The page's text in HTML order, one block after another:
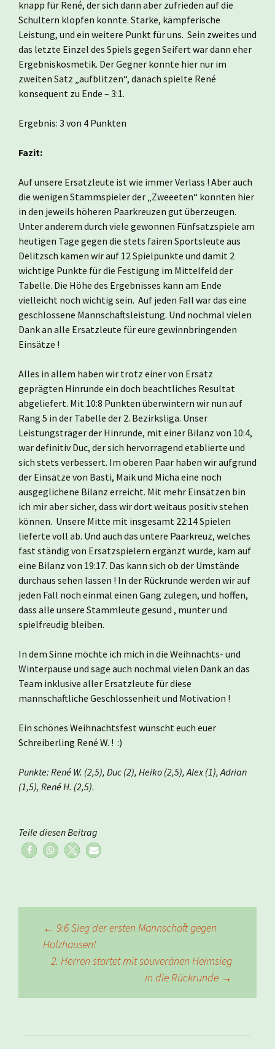
knapp für René, der sich dann aber zufrieden auf die
Schultern klopfen konnte. Starke, kämpferische
Leistung, und ein weitere Punkt für uns. Sein zweites und
das letzte Einzel des Spiels gegen Seifert war dann eher
Ergebniskosmetik. Der Gegner konnte hier nur im
zweiten Satz „aufblitzen“, danach spielte René
konsequent zu Ende – 3:1.
Ergebnis: 3 von 4 Punkten
Fazit:
Auf unsere Ersatzleute ist wie immer Verlass ! Aber auch
die wenigen Stammspieler der „Zweeeten“ konnten hier
in den jeweils höheren Paarkreuzen gut überzeugen.
Unter anderem durch viele gewonnen Fünfsatzspiele am
heutigen Tage gegen die stets fairen Sportsleute aus
Delitzsch kamen wir auf 12 Spielpunkte und damit 2
wichtige Punkte für die Festigung im Mittelfeld der
Tabelle. Die Höhe des Ergebnisses kann am Ende
vielleicht noch wichtig sein. Auf jeden Fall war das eine
geschlossene Mannschaftsleistung. Und nochmal vielen
Dank an alle Ersatzleute für eure gewinnbringenden
Einsätze !
Alles in allem haben wir trotz einer von Ersatz
geprägten Hinrunde ein doch beachtliches Resultat
abgeliefert. Mit 10:8 Punkten überwintern wir nun auf
Rang 5 in der Tabelle der 2. Bezirksliga. Unser
Leistungsträger der Hinrunde, mit einer Bilanz von 10:4,
war definitiv Duc, der sich hervorragend etablierte und
sich stets verbessert. Im oberen Paar haben wir aufgrund
der Einsätze von Basti, Maik und Micha eine noch
ausgeglichene Bilanz erreicht. Mit mehr Einsätzen bin
ich mir aber sicher, dass wir dort weitaus positiv stehen
können. Unsere Mitte mit insgesamt 22:14 Spielen
lieferte voll ab. Und auch das untere Paarkreuz, welches
fast ständig von Ersatzspielern ergänzt wurde, kam auf
eine Bilanz von 19:17. Das kann sich ob der Umstände
durchaus sehen lassen ! In der Rückrunde werden wir auf
jeden Fall noch einmal einen Gang zulegen, und hoffen,
dass alle unsere Stammleute gesund , munter und
spielfreudig bleiben.
In dem Sinne möchte ich mich in die Weihnachts- und
Winterpause und sage auch nochmal vielen Dank an das
Team inklusive aller Ersatzleute für diese
mannschaftliche Geschlossenheit und Motivation !
Ein schönes Weihnachtsfest wünscht euch euer
Schreiberling René W. ! :)
Punkte: René W. (2,5), Duc (2), Heiko (2,5), Alex (1), Adrian
(1,5), René H. (2,5).
Teile diesen Beitrag
Beitragsnavigation
← 9:6 Sieg der ersten Mannschaft gegen
Holzhausen!
2. Herren startet mit souveränen Heimsieg
in die Rückrunde →